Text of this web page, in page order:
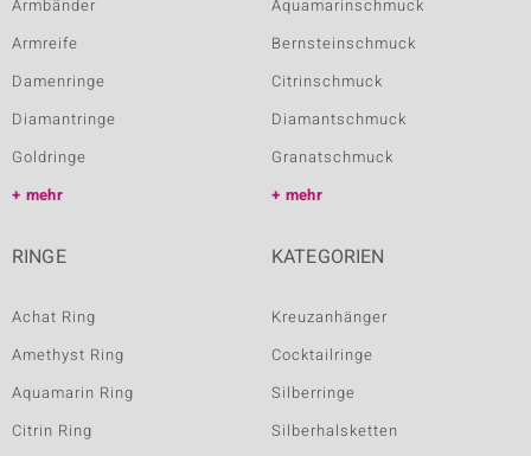
Armbänder
Armreife
Damenringe
Diamantringe
Goldringe
mehr
Aquamarinschmuck
Bernsteinschmuck
Citrinschmuck
Diamantschmuck
Granatschmuck
mehr
RINGE
Achat Ring
Amethyst Ring
Aquamarin Ring
Citrin Ring
KATEGORIEN
Kreuzanhänger
Cocktailringe
Silberringe
Silberhalsketten